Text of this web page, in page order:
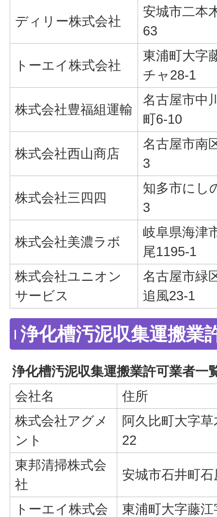
ディリー株式会社
安城市二本
63
トーエイ株式会社
東浦町大字
チャ28-1
株式会社豊福組運輸
名古屋市中
町6-10
株式会社西山商店
名古屋市南
3
株式会社三四四
知多市にし
3
株式会社美濃ラボ
岐阜県海津
尾1195-1
株式会社ユニオン
サービス
名古屋市緑
追風23-1
浄化槽汚泥収集運搬業
浄化槽汚泥収集運搬業許可業者一
会社名
住所
株式会社アグメ
ント
阿久比町大字
22
東邦清掃株式会
社
安城市石井町
トーエイ株式会
東浦町大字藤